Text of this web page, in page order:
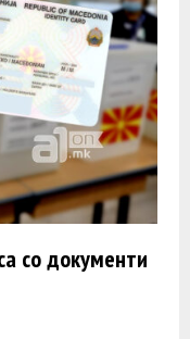
со документи